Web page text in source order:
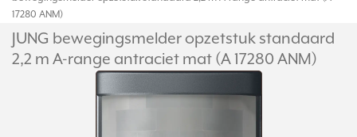
17280 ANM)
JUNG bewegingsmelder opzetstuk standaard
2,2 m A-range antraciet mat (A 17280 ANM)